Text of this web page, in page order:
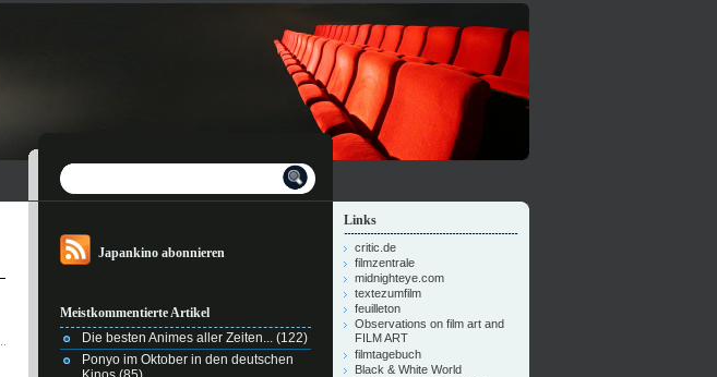
Japankino abonnieren
Meistkommentierte Artikel
Die besten Animes aller Zeiten... (122)
Ponyo im Oktober in den deutschen
Links
critic.de
filmzentrale
midnighteye.com
textezumfilm
feuilleton
Observations on film art and
FILM ART
filmtagebuch
Black & White World